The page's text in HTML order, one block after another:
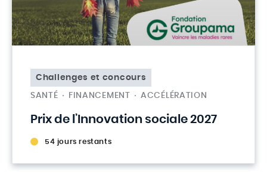
Challenges et concours
SANTÉ FINANCEMENT ACCÉLÉRATION
Prix de l’Innovation sociale 2027
54 jours restants